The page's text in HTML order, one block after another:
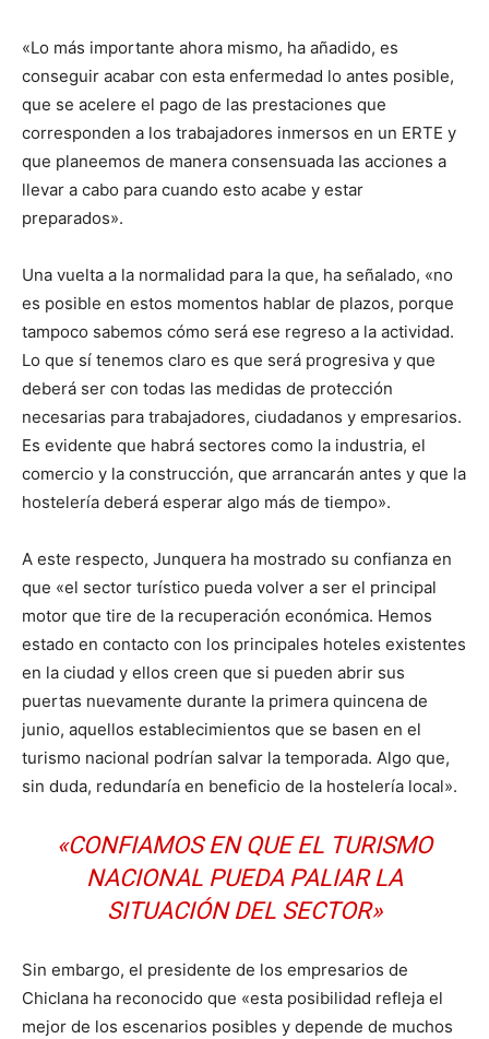
«Lo más importante ahora mismo, ha añadido, es
conseguir acabar con esta enfermedad lo antes posible,
que se acelere el pago de las prestaciones que
corresponden a los trabajadores inmersos en un ERTE y
que planeemos de manera consensuada las acciones a
llevar a cabo para cuando esto acabe y estar
preparados».
Una vuelta a la normalidad para la que, ha señalado, «no
es posible en estos momentos hablar de plazos, porque
tampoco sabemos cómo será ese regreso a la actividad.
Lo que sí tenemos claro es que será progresiva y que
deberá ser con todas las medidas de protección
necesarias para trabajadores, ciudadanos y empresarios.
Es evidente que habrá sectores como la industria, el
comercio y la construcción, que arrancarán antes y que la
hostelería deberá esperar algo más de tiempo».
A este respecto, Junquera ha mostrado su confianza en
que «el sector turístico pueda volver a ser el principal
motor que tire de la recuperación económica. Hemos
estado en contacto con los principales hoteles existentes
en la ciudad y ellos creen que si pueden abrir sus
puertas nuevamente durante la primera quincena de
junio, aquellos establecimientos que se basen en el
turismo nacional podrían salvar la temporada. Algo que,
sin duda, redundaría en beneficio de la hostelería local».
«CONFIAMOS EN QUE EL TURISMO
NACIONAL PUEDA PALIAR LA
SITUACIÓN DEL SECTOR»
Sin embargo, el presidente de los empresarios de
Chiclana ha reconocido que «esta posibilidad refleja el
mejor de los escenarios posibles y depende de muchos